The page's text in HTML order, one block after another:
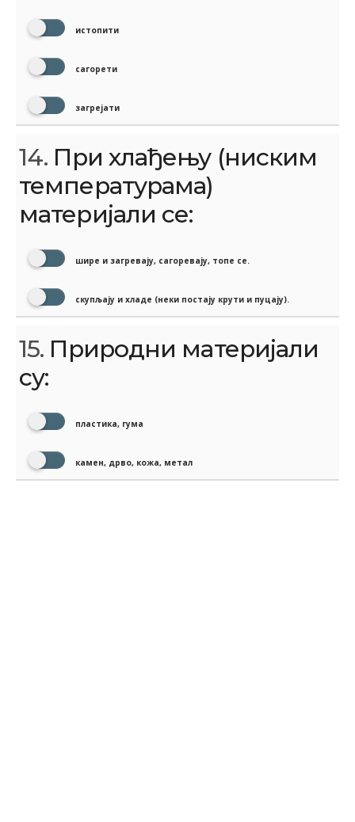
истопити
сагорети
загрејати
14. При хлађењу (ниским
температурама)
материјали се:
шире и загревају, сагоревају, топе се.
скупљају и хладе (неки постају крути и пуцају).
15. Природни материјали
су:
пластика, гума
камен, дрво, кожа, метал